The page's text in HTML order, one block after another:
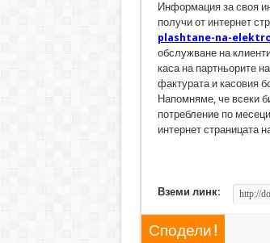
Информация за своя
получи от интернет
plashtane-na-
обслужване на
каса на партньорите
фактурата и касовия
Напомняме, че всеки
потребление по
интернет страницата
Вземи линк:
Сподели !